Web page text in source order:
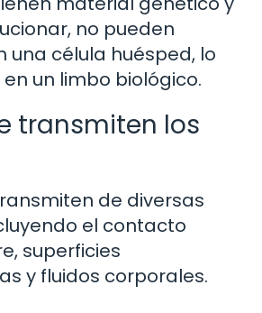
no pueden
una célula huésped, lo
un limbo biológico.
transmiten los
de diversas
el contacto
superficies
y fluidos corporales.